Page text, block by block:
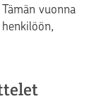
vuonna